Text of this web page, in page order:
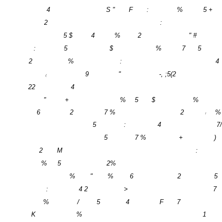
4
S " F : %
5 +
2
:
5$ 4 % 2
" #
:
5 $ % 7
5
2
% : 4
( 9 "
-, ;5(2
22
4
"
+ % 5 $
%
6
2 7 % 2 !
%
5
: 4
7/
5
7 % +
)
2
M
:
%
5
2%
%
" % 6 2
5
:
4 2 >
7
%
/ 5 4 F
7
K
% 1